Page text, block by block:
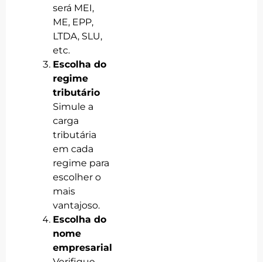
será MEI,
ME, EPP,
LTDA, SLU,
etc.
Escolha do
regime
tributário
Simule a
carga
tributária
em cada
regime para
escolher o
mais
vantajoso.
Escolha do
nome
empresarial